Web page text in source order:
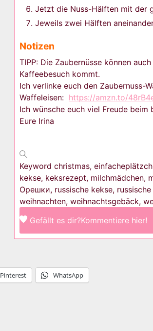
Jetzt die Nuss-Hälften mit der
Jeweils zwei Hälften
Notizen
TIPP: Die Zaubernüsse können
Kaffeebesuch kommt.
Ich verlinke euch den Zaubernuss-
Waffeleisen: https://amzn.to/
Ich wünsche euch viel Freude
Eure Irina
Keyword christmas,
kekse, keksrezept, milchmädchen,
Oрешки, russische kekse,
weihnachten, weihnachtsgebäck,
Gefällt es dir?Kommentiere hier!
Pinterest WhatsApp